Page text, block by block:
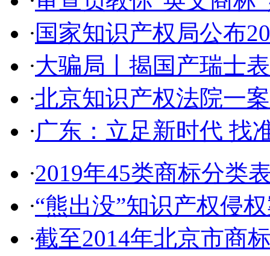
·国家知识产权局公布
·大骗局丨揭国产瑞士
·北京知识产权法院一
·广东：立足新时代 找
·2019年45类商标分类
·“熊出没”知识产权侵
·截至2014年北京市商